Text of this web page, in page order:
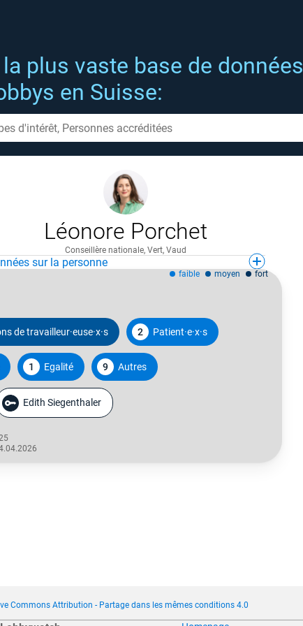
plus vaste base de données
en Suisse:
Léonore Porchet
Conseillère nationale, Vert, Vaud
sur la personne
de travailleur·euse·x·s 2 Patient·e·x·s
1 Egalité 9 Autres
Edith Siegenthaler
faible moyen fort
Commons Attribution - Partage dans les mêmes conditions 4.0